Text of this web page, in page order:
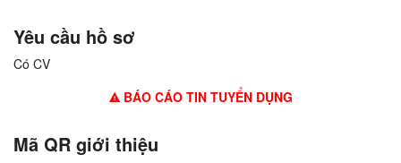
Yêu cầu hồ sơ
Có CV
BÁO CÁO TIN TUYỂN DỤNG
Mã QR giới thiệu